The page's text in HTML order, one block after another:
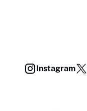
Instagram